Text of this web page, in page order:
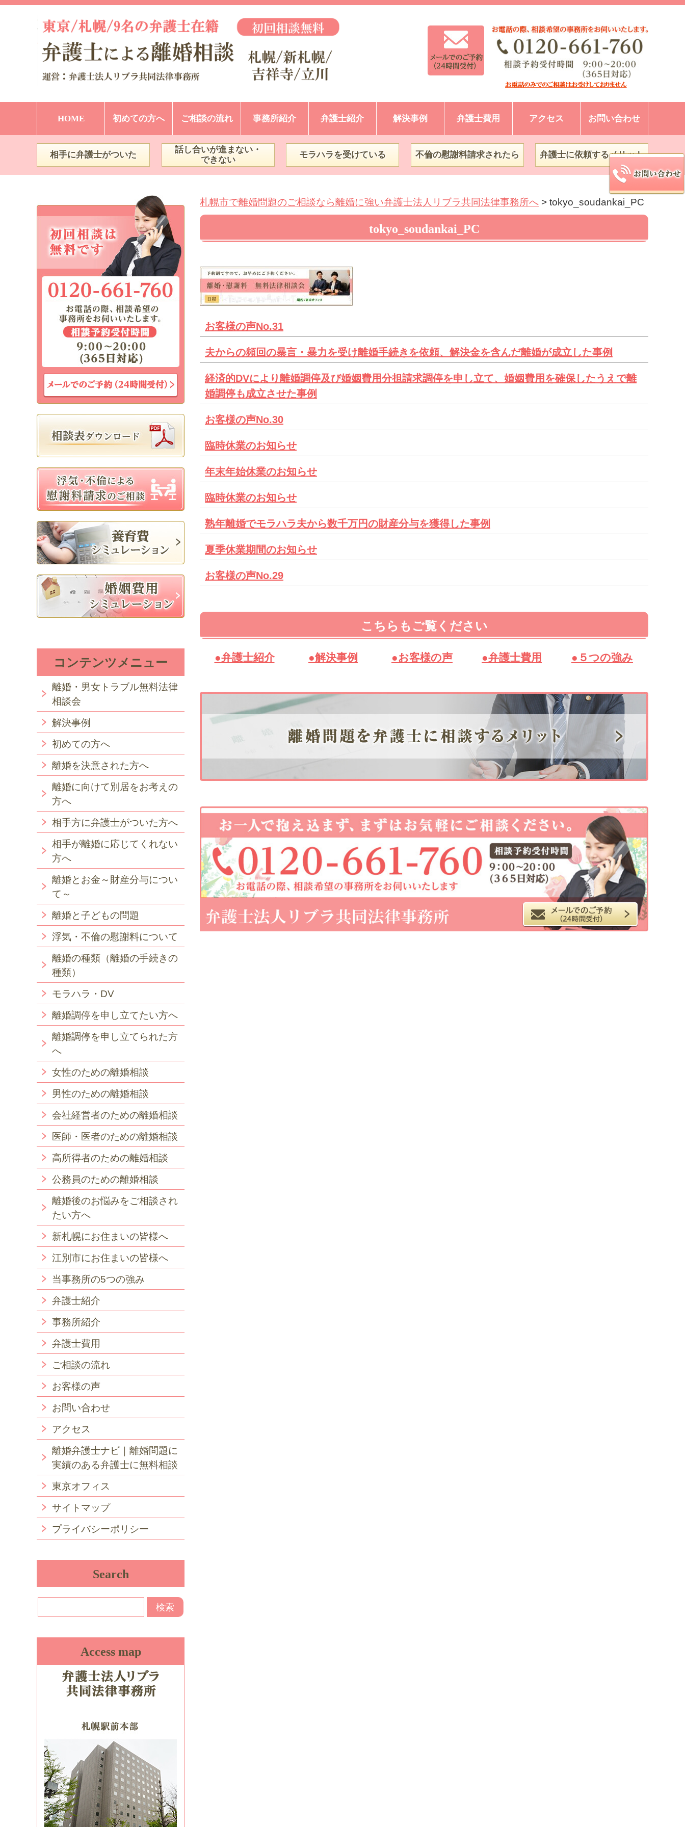
HOME 初めての方へ ご相談の流れ 事務所紹介 弁護士紹介 解決事例 弁護士費用 アクセス お問い合わせ
相手に弁護士がついた
話し合いが進まない・
できない
モラハラを受けている 不倫の慰謝料請求されたら 弁護士に依頼するメリット
札幌市で離婚問題のご相談なら離婚に強い弁護士法人リブラ共同法律事務所へ > tokyo_soudankai_PC
tokyo_soudankai_PC
お客様の声No.31
夫からの頻回の暴言・暴力を受け離婚手続きを依頼、解決金を含んだ離婚が成立した事例
経済的DVにより離婚調停及び婚姻費用分担請求調停を申し立て、婚姻費用を確保したうえで離
婚調停も成立させた事例
お客様の声No.30
臨時休業のお知らせ
年末年始休業のお知らせ
臨時休業のお知らせ
熟年離婚でモラハラ夫から数千万円の財産分与を獲得した事例
夏季休業期間のお知らせ
お客様の声No.29
こちらもご覧ください
●弁護士紹介 ●解決事例 ●お客様の声 ●弁護士費用 ●５つの強み
コンテンツメニュー
離婚・男女トラブル無料法律
相談会
解決事例
初めての方へ
離婚を決意された方へ
離婚に向けて別居をお考えの
方へ
相手方に弁護士がついた方へ
相手が離婚に応じてくれない
方へ
離婚とお金～財産分与につい
て～
離婚と子どもの問題
浮気・不倫の慰謝料について
離婚の種類（離婚の手続きの
種類）
モラハラ・DV
離婚調停を申し立てたい方へ
離婚調停を申し立てられた方
へ
女性のための離婚相談
男性のための離婚相談
会社経営者のための離婚相談
医師・医者のための離婚相談
高所得者のための離婚相談
公務員のための離婚相談
離婚後のお悩みをご相談され
たい方へ
新札幌にお住まいの皆様へ
江別市にお住まいの皆様へ
当事務所の5つの強み
弁護士紹介
事務所紹介
弁護士費用
ご相談の流れ
お客様の声
お問い合わせ
アクセス
離婚弁護士ナビ｜離婚問題に
実績のある弁護士に無料相談
東京オフィス
サイトマップ
プライバシーポリシー
Search
Access map